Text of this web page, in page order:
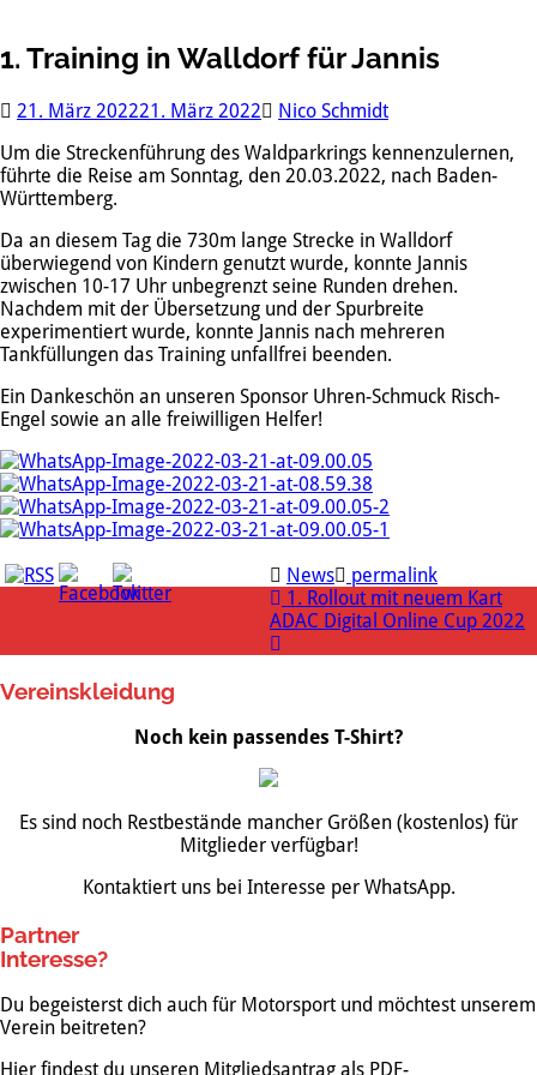
1. Training in Walldorf für Jannis
21. März 202221. März 2022
Nico Schmidt
Um die Streckenführung des Waldparkrings kennenzulernen,
führte die Reise am Sonntag, den 20.03.2022, nach Baden-
Württemberg.
Da an diesem Tag die 730m lange Strecke in Walldorf
überwiegend von Kindern genutzt wurde, konnte Jannis
zwischen 10-17 Uhr unbegrenzt seine Runden drehen.
Nachdem mit der Übersetzung und der Spurbreite
experimentiert wurde, konnte Jannis nach mehreren
Tankfüllungen das Training unfallfrei beenden.
Ein Dankeschön an unseren Sponsor Uhren-Schmuck Risch-
Engel sowie an alle freiwilligen Helfer!
News
permalink
1. Rollout mit neuem Kart
ADAC Digital Online Cup 2022
Vereinskleidung
Noch kein passendes T-Shirt?
Es sind noch Restbestände mancher Größen (kostenlos) für
Mitglieder verfügbar!
Kontaktiert uns bei Interesse per WhatsApp.
Partner
Interesse?
Du begeisterst dich auch für Motorsport und möchtest unserem
Verein beitreten?
Hier findest du unseren Mitgliedsantrag als PDF-